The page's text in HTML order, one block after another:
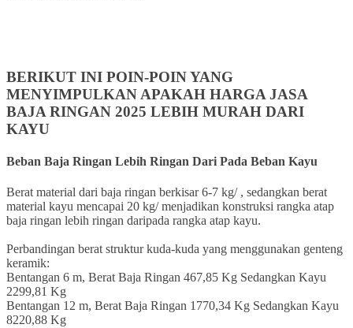
BERIKUT INI POIN-POIN YANG
MENYIMPULKAN APAKAH HARGA JASA
BAJA RINGAN 2025 LEBIH MURAH DARI
KAYU
Beban Baja Ringan Lebih Ringan Dari Pada Beban Kayu
Berat material dari baja ringan berkisar 6-7 kg/ , sedangkan berat
material kayu mencapai 20 kg/ menjadikan konstruksi rangka atap
baja ringan lebih ringan daripada rangka atap kayu.
Perbandingan berat struktur kuda-kuda yang menggunakan genteng
keramik:
Bentangan 6 m, Berat Baja Ringan 467,85 Kg Sedangkan Kayu
2299,81 Kg
Bentangan 12 m, Berat Baja Ringan 1770,34 Kg Sedangkan Kayu
8220,88 Kg